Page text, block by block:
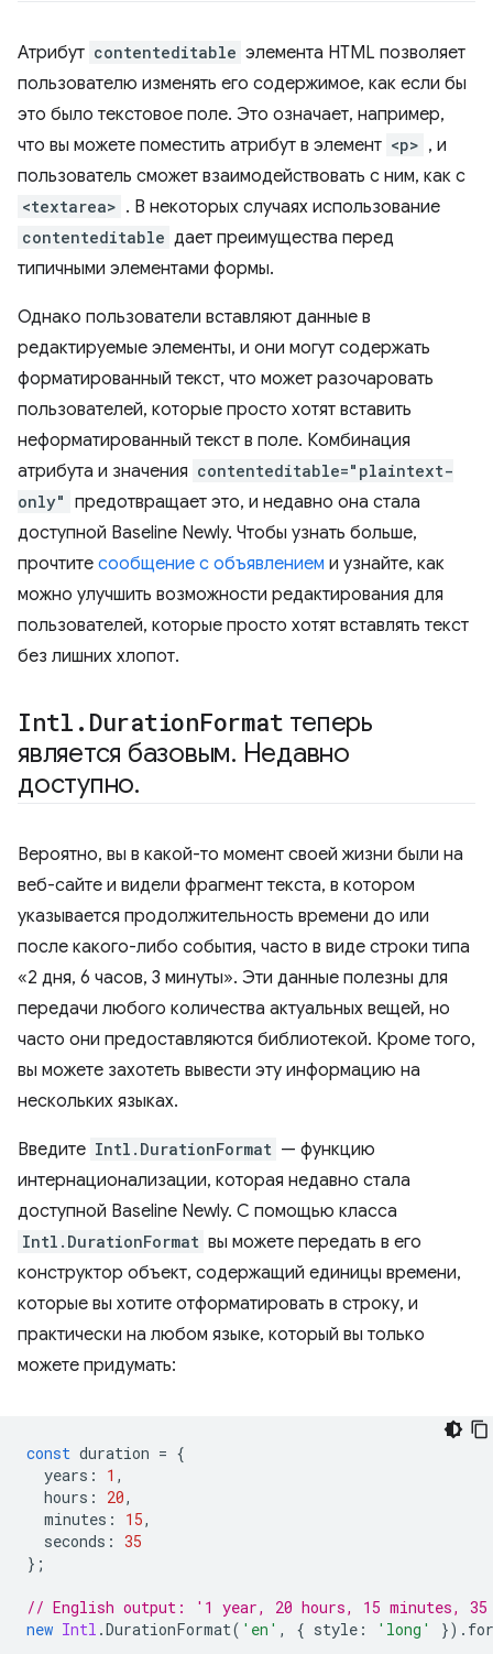
Атрибут contenteditable элемента HTML позволяет
пользователю изменять его содержимое, как если бы
это было текстовое поле. Это означает, например,
что вы можете поместить атрибут в элемент <p> , и
пользователь сможет взаимодействовать с ним, как с
<textarea> . В некоторых случаях использование
contenteditable дает преимущества перед
типичными элементами формы.
Однако пользователи вставляют данные в
редактируемые элементы, и они могут содержать
форматированный текст, что может разочаровать
пользователей, которые просто хотят вставить
неформатированный текст в поле. Комбинация
атрибута и значения contenteditable="plaintext-
only" предотвращает это, и недавно она стала
доступной Baseline Newly. Чтобы узнать больше,
прочтите сообщение с объявлением и узнайте, как
можно улучшить возможности редактирования для
пользователей, которые просто хотят вставлять текст
без лишних хлопот.
Intl . DurationFormat теперь
является базовым. Недавно
доступно.
Вероятно, вы в какой-то момент своей жизни были на
веб-сайте и видели фрагмент текста, в котором
указывается продолжительность времени до или
после какого-либо события, часто в виде строки типа
«2 дня, 6 часов, 3 минуты». Эти данные полезны для
передачи любого количества актуальных вещей, но
часто они предоставляются библиотекой. Кроме того,
вы можете захотеть вывести эту информацию на
нескольких языках.
Введите Intl.DurationFormat — функцию
интернационализации, которая недавно стала
доступной Baseline Newly. С помощью класса
Intl.DurationFormat вы можете передать в его
конструктор объект, содержащий единицы времени,
которые вы хотите отформатировать в строку, и
практически на любом языке, который вы только
можете придумать:
const duration = {
years : 1 ,
hours : 20,
minutes : 15,
seconds : 35
};
// English output: '1 year, 20 hours, 15 minutes, 35
new Intl .DurationFormat( 'en' , { style : 'long' }).